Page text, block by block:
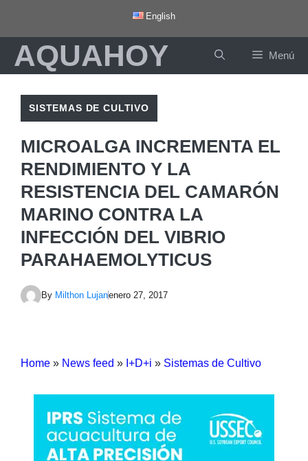
contenido
English
AQUAHOY Menú
SISTEMAS DE CULTIVO
MICROALGA INCREMENTA EL
RENDIMIENTO Y LA
RESISTENCIA DEL CAMARÓN
MARINO CONTRA LA
INFECCIÓN DEL VIBRIO
PARAHAEMOLYTICUS
By Milthon Lujanenero 27, 2017
Home » News feed » I+D+i » Sistemas de Cultivo